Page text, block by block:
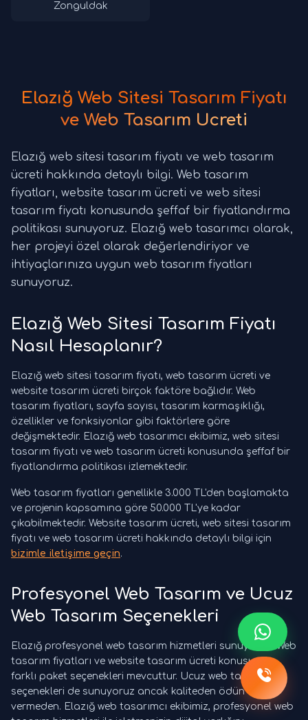
Zonguldak
Elazığ Web Sitesi Tasarım Fiyatı
ve Web Tasarım Ücreti
Elazığ web sitesi tasarım fiyatı ve web tasarım
ücreti hakkında detaylı bilgi. Web tasarım
fiyatları, website tasarım ücreti ve web sitesi
tasarım fiyatı konusunda şeffaf bir fiyatlandırma
politikası sunuyoruz. Elazığ web tasarımcı olarak,
her projeyi özel olarak değerlendiriyor ve
ihtiyaçlarınıza uygun web tasarım fiyatları
sunuyoruz.
Elazığ Web Sitesi Tasarım Fiyatı
Nasıl Hesaplanır?
Elazığ web sitesi tasarım fiyatı, web tasarım ücreti ve
website tasarım ücreti birçok faktöre bağlıdır. Web
tasarım fiyatları, sayfa sayısı, tasarım karmaşıklığı,
özellikler ve fonksiyonlar gibi faktörlere göre
değişmektedir. Elazığ web tasarımcı ekibimiz, web sitesi
tasarım fiyatı ve web tasarım ücreti konusunda şeffaf bir
fiyatlandırma politikası izlemektedir.
Web tasarım fiyatları genellikle 3.000 TL'den başlamakta
ve projenin kapsamına göre 50.000 TL'ye kadar
çıkabilmektedir. Website tasarım ücreti, web sitesi tasarım
fiyatı ve web tasarım ücreti hakkında detaylı bilgi için
bizimle iletişime geçin.
Profesyonel Web Tasarım ve Ucuz
Web Tasarım Seçenekleri
Elazığ profesyonel web tasarım hizmetleri sunuyoruz. Web
tasarım fiyatları ve website tasarım ücreti konusunda
farklı paket seçenekleri mevcuttur. Ucuz web tasarım
seçenekleri de sunuyoruz ancak kaliteden ödün
vermeden. Elazığ web tasarımcı ekibimiz, profesyonel web